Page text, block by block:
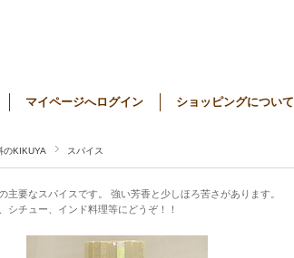
マイページへログイン ショッピングについて
のKIKUYA スパイス
主要なスパイスです。 強い芳香と少しほろ苦さがあります。
シチュー、インド料理等にどうぞ！！